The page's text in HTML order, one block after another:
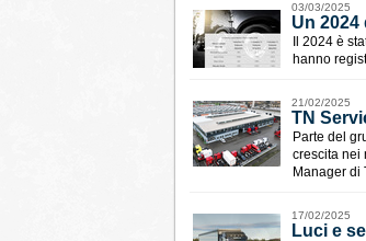
03/03/2025
Un
Il 2024 è
hanno
21/02/2025
TN
Parte del
crescita nei
Manager di
17/02/2025
​Luci e